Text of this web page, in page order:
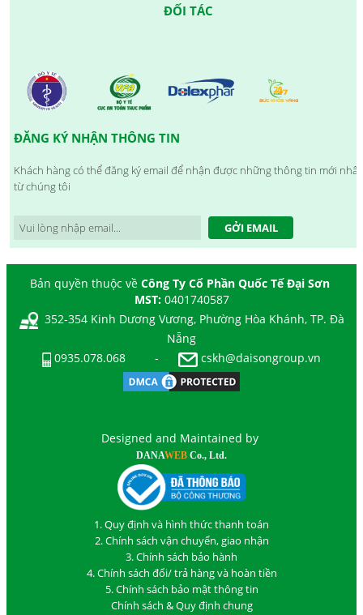
ĐỐI TÁC
ĐĂNG KÝ NHẬN THÔNG TIN
Khách hàng có thể đăng ký email để nhận được những thông tin mới nhất
từ chúng tôi
GỞI EMAIL
Bản quyền thuộc về Công Ty Cổ Phần Quốc Tế Đại Sơn
MST: 0401740587
352-354 Kinh Dương Vương, Phường Hòa Khánh, TP. Đà
Nẵng
0935.078.068
- cskh@daisongroup.vn
Designed and Maintained by
DANAWEB Co., Ltd.
1. Quy định và hình thức thanh toán
2. Chính sách vận chuyển, giao nhận
3. Chính sách bảo hành
4. Chính sách đổi/ trả hàng và hoàn tiền
5. Chính sách bảo mật thông tin
Chính sách & Quy định chung